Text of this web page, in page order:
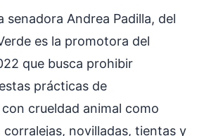
senadora Andrea Padilla, del
es la promotora del
que busca prohibir
prácticas de
crueldad animal como
corralejas, novilladas, tientas y